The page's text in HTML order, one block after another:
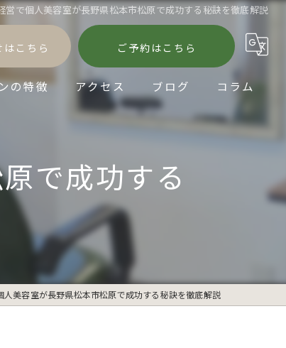
営で個人美容室が長野県松本市松原で成功する秘訣を徹底解説
こちら ご予約はこちら
の特徴 アクセス ブログ コラム
で成功する
人美容室が長野県松本市松原で成功する秘訣を徹底解説